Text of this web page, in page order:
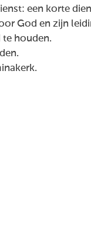
een korte
God en zijn
te houden.